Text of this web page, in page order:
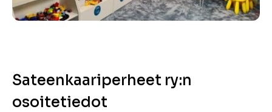
Sateenkaariperheet ry:n
osoitetiedot